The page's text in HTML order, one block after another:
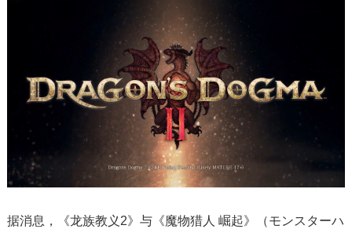
据消息，《龙族教义2》与《魔物猎人 崛起》（モンスターハ